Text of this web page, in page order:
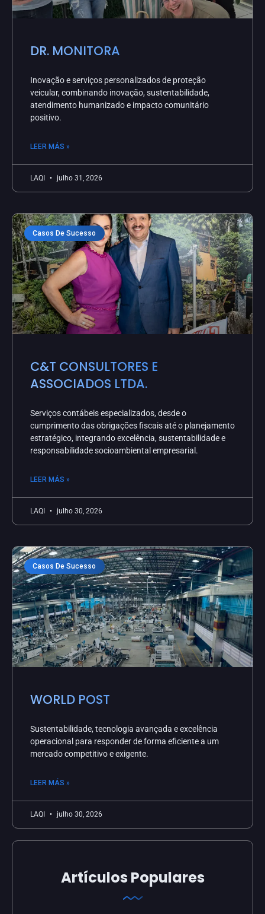
DR. MONITORA
Inovação e serviços personalizados de proteção
veicular, combinando inovação, sustentabilidade,
atendimento humanizado e impacto comunitário
positivo.
LEER MÁS »
LAQI julho 31, 2026
Casos De Sucesso
C&T CONSULTORES E
ASSOCIADOS LTDA.
Serviços contábeis especializados, desde o
cumprimento das obrigações fiscais até o planejamento
estratégico, integrando excelência, sustentabilidade e
responsabilidade socioambiental empresarial.
LEER MÁS »
LAQI julho 30, 2026
Casos De Sucesso
WORLD POST
Sustentabilidade, tecnologia avançada e excelência
operacional para responder de forma eficiente a um
mercado competitivo e exigente.
LEER MÁS »
LAQI julho 30, 2026
Artículos Populares